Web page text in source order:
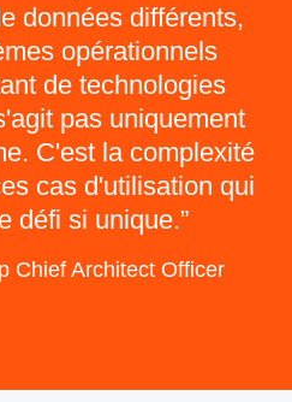
données différents,
opérationnels
de technologies
pas uniquement
C'est la complexité
cas d'utilisation qui
défi si unique.
Chief Architect Officer